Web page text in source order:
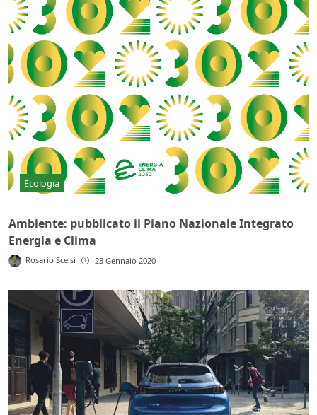
Ecologia
Ambiente: pubblicato il Piano Nazionale Integrato
Energia e Clima
Rosario Scelsi 23 Gennaio 2020